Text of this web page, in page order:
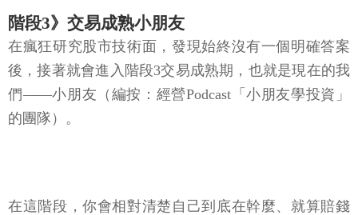
階段3》交易成熟小朋友
在瘋狂研究股市技術面，發現始終沒有一個明確答案
後，接著就會進入階段3交易成熟期，也就是現在的我
們——小朋友（編按：經營Podcast「小朋友學投資」
的團隊）。
在這階段，你會相對清楚自己到底在幹麼、就算賠錢